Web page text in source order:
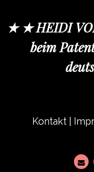
★ ★ HEIDI
beim
Kontakt